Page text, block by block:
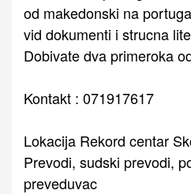
od makedonski na
vid dokumenti i strucna
Dobivate dva primeroka
Kontakt : 071917617
Lokacija Rekord centar
Prevodi, sudski prevodi,
preveduvac